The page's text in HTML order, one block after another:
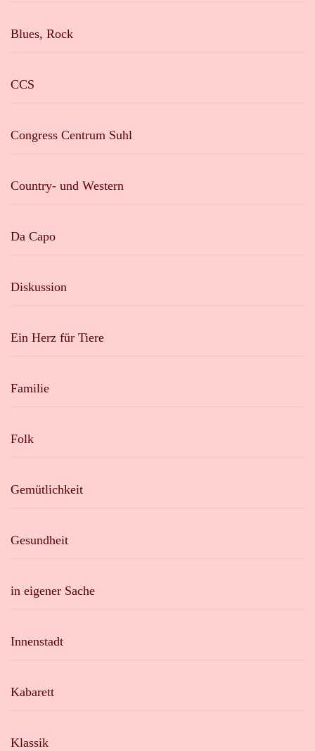
Blues, Rock
CCS
Congress Centrum Suhl
Country- und Western
Da Capo
Diskussion
Ein Herz für Tiere
Familie
Folk
Gemütlichkeit
Gesundheit
in eigener Sache
Innenstadt
Kabarett
Klassik